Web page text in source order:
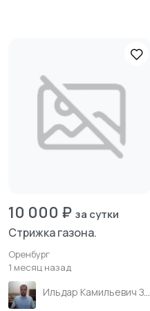
10 000 ₽ за сутки
Стрижка газона.
Оренбург
1 месяц назад